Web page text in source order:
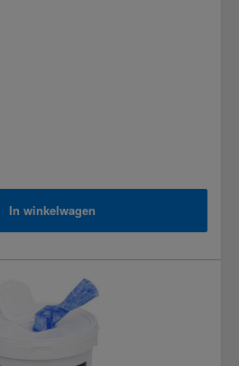
In winkelwagen